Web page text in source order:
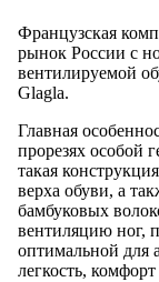
Французская
рынок России с
вентилируемой
Glagla.
Главная
прорезях особой
такая
верха обуви, а
бамбуковых
вентиляцию ног,
оптимальной для
легкость,